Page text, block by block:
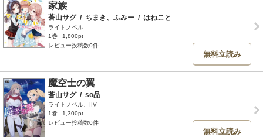
家族
蒼山サグ / ちまき、ふみー / はねこと
ライトノベル
1巻
1,800pt
レビュー投稿数0件
無料立読み
魔空士の翼
蒼山サグ / so品
ライトノベル、IIV
1巻
1,300pt
レビュー投稿数0件
無料立読み